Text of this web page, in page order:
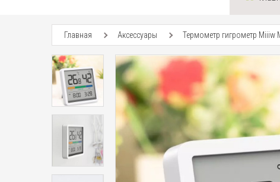
Главная Аксессуары Термометр гигрометр Miiiw